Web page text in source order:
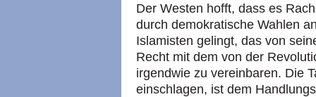
Der Westen hofft, dass es
durch demokratische Wahlen
Islamisten gelingt, das von
Recht mit dem von der
irgendwie zu vereinbaren. Die
einschlagen, ist dem